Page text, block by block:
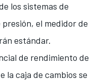
los sistemas de
el medidor de
estándar.
de rendimiento de
la caja de cambios se